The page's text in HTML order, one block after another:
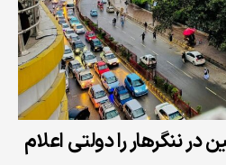
زمین در ننگرهار را دولتی اعلام